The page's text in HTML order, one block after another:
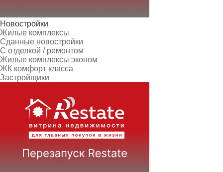
Новостройки
Жилые комплексы
Сданные новостройки
С отделкой / ремонтом
Жилые комплексы эконом
ЖК комфорт класса
Застройщики